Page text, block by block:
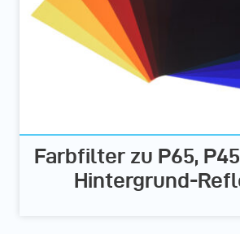
Farbfilter zu P65,
Hintergrund-